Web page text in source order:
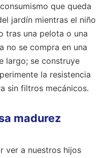
que queda
jardín mientras el niño
tras una pelota o una
no se compra en una
largo; se construye
la resistencia
sin filtros mecánicos.
madurez
ver a nuestros hijos